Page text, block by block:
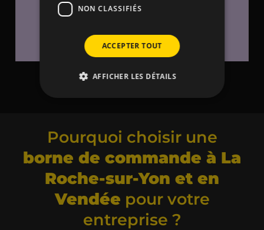
Pourquoi choisir une
borne de commande à La
Roche-sur-Yon et en
Vendée pour votre
entreprise ?
NON CLASSIFIÉS
ACCEPTER TOUT
AFFICHER LES DÉTAILS